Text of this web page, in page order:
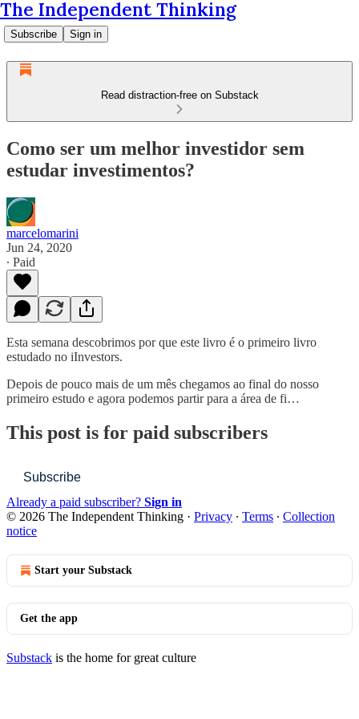
The Independent Thinking
Subscribe Sign in
Read distraction-free on Substack
Como ser um melhor investidor sem
estudar investimentos?
marcelomarini
Jun 24, 2020
∙ Paid
Esta semana descobrimos por que este livro é o primeiro livro
estudado no iInvestors.
Depois de pouco mais de um mês chegamos ao final do nosso
primeiro estudo e agora podemos partir para a área de fi…
This post is for paid subscribers
Subscribe
Already a paid subscriber? Sign in
© 2026 The Independent Thinking · Privacy ∙ Terms ∙ Collection
notice
Start your Substack
Get the app
Substack is the home for great culture